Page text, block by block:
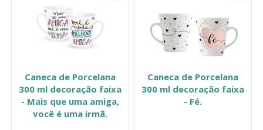
Caneca de Porcelana
300 ml decoração faixa
- Mais que uma amiga,
você é uma irmã.
Caneca de Porcelana
300 ml decoração faixa
- Fé.